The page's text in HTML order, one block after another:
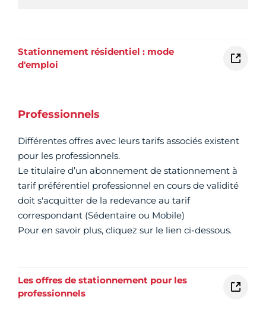
Stationnement résidentiel : mode
d'emploi
Professionnels
Différentes offres avec leurs tarifs associés existent
pour les professionnels.
Le titulaire d’un abonnement de stationnement à
tarif préférentiel professionnel en cours de validité
doit s'acquitter de la redevance au tarif
correspondant (Sédentaire ou Mobile)
Pour en savoir plus, cliquez sur le lien ci-dessous.
Les offres de stationnement pour les
professionnels